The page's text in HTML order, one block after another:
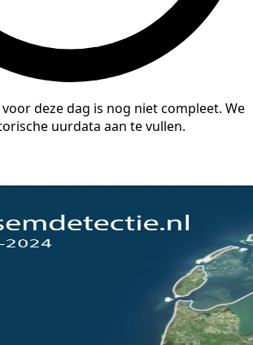
deze dag is nog niet compleet. We
uurdata aan te vullen.